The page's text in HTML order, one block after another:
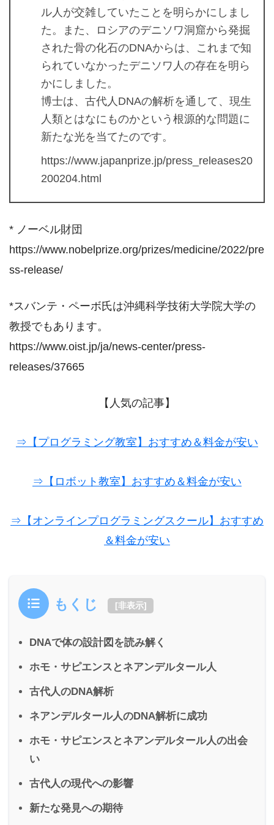
ル人が交雑していたことを明らかにしまし
た。また、ロシアのデニソワ洞窟から発掘
された骨の化石のDNAからは、これまで知
られていなかったデニソワ人の存在を明ら
かにしました。
博士は、古代人DNAの解析を通して、現生
人類とはなにものかという根源的な問題に
新たな光を当てたのです。
https://www.japanprize.jp/press_releases20
200204.html
* ノーベル財団
https://www.nobelprize.org/prizes/medicine/2022/pre
ss-release/
*スバンテ・ペーボ氏は沖縄科学技術大学院大学の
教授でもあります。
https://www.oist.jp/ja/news-center/press-
releases/37665
【人気の記事】
⇒【プログラミング教室】おすすめ＆料金が安い
⇒【ロボット教室】おすすめ＆料金が安い
⇒【オンラインプログラミングスクール】おすすめ
＆料金が安い
もくじ [非表示]
DNAで体の設計図を読み解く
ホモ・サピエンスとネアンデルタール人
古代人のDNA解析
ネアンデルタール人のDNA解析に成功
ホモ・サピエンスとネアンデルタール人の出会
い
古代人の現代への影響
新たな発見への期待